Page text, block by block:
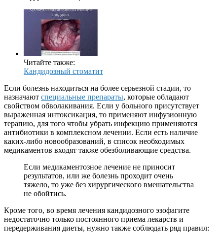
Читайте также:
Кандидозный стоматит
Если болезнь находиться на более серьезной стадии, то
назначают специальные препараты, которые обладают
свойством обволакивания. Если у больного присутствует
выраженная интоксикация, то применяют инфузионную
терапию, для того чтобы убрать инфекцию применяются
антибиотики в комплексном лечении. Если есть наличие
каких-либо новообразований, в список необходимых
медикаментов входят также обезболивающие средства.
Если медикаментозное лечение не приносит
результатов, или же болезнь проходит очень
тяжело, то уже без хирургического вмешательства
не обойтись.
Кроме того, во время лечения кандидозного эзофагите
недостаточно только постоянного приема лекарств и
передерживания диеты, нужно также соблюдать ряд правил: